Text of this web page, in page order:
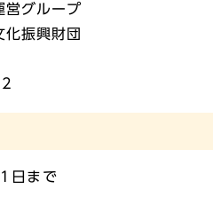
グループ
振興財団
日まで